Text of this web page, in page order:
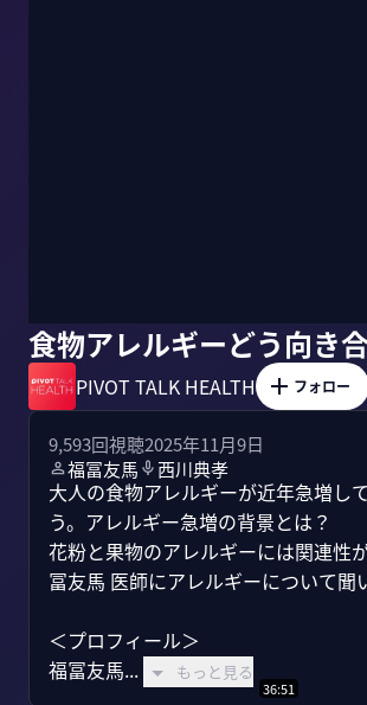
食物アレルギーどう向き
PIVOT TALK HEALTH フォロー
9,593回視聴2025年11月9日
福冨友馬
西川典孝
大人の食物アレルギーが近年急増し
う。アレルギー急増の背景とは？
花粉と果物のアレルギーには関連性
冨友馬 医師にアレルギーについて聞
＜プロフィール＞
福冨友馬...
もっと見る
36:51